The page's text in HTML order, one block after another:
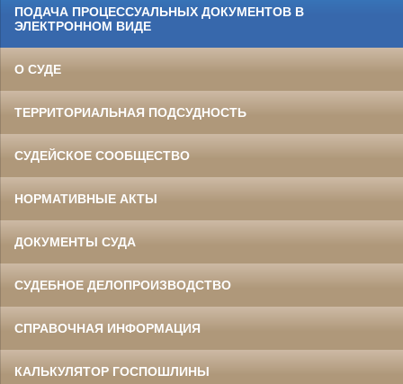
ПОДАЧА ПРОЦЕССУАЛЬНЫХ ДОКУМЕНТОВ В
ЭЛЕКТРОННОМ ВИДЕ
О СУДЕ
ТЕРРИТОРИАЛЬНАЯ ПОДСУДНОСТЬ
СУДЕЙСКОЕ СООБЩЕСТВО
НОРМАТИВНЫЕ АКТЫ
ДОКУМЕНТЫ СУДА
СУДЕБНОЕ ДЕЛОПРОИЗВОДСТВО
СПРАВОЧНАЯ ИНФОРМАЦИЯ
КАЛЬКУЛЯТОР ГОСПОШЛИНЫ